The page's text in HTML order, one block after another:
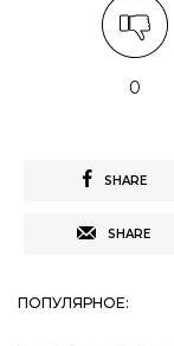
0
SHARE
SHARE
ПОПУЛЯРНОЕ: